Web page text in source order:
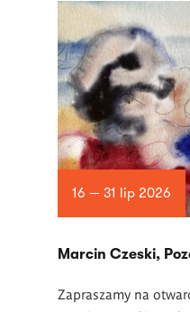
16 — 31 lip 2026
Marcin Czeski,
Zapraszamy na